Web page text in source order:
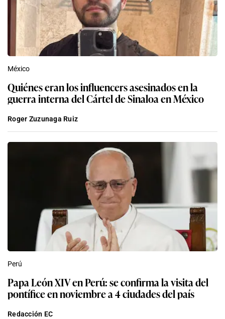
México
Quiénes eran los influencers asesinados en la
guerra interna del Cártel de Sinaloa en México
Roger Zuzunaga Ruiz
Perú
Papa León XIV en Perú: se confirma la visita del
pontífice en noviembre a 4 ciudades del país
Redacción EC